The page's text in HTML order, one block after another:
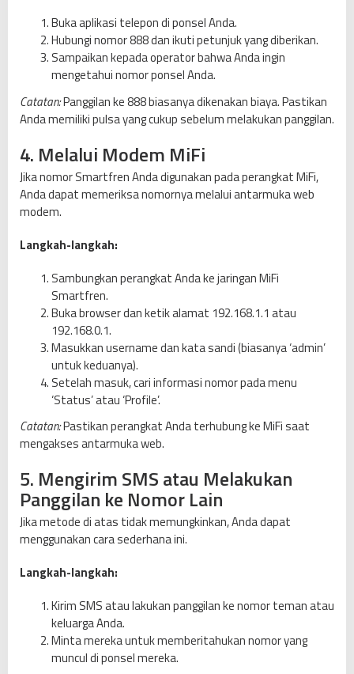
Buka aplikasi telepon di ponsel Anda.
Hubungi nomor 888 dan ikuti petunjuk yang diberikan.
Sampaikan kepada operator bahwa Anda ingin
mengetahui nomor ponsel Anda.
Catatan:Panggilan ke 888 biasanya dikenakan biaya. Pastikan
Anda memiliki pulsa yang cukup sebelum melakukan panggilan.
4. Melalui Modem MiFi
Jika nomor Smartfren Anda digunakan pada perangkat MiFi,
Anda dapat memeriksa nomornya melalui antarmuka web
modem.
Langkah-langkah:
Sambungkan perangkat Anda ke jaringan MiFi
Smartfren.
Buka browser dan ketik alamat 192.168.1.1 atau
192.168.0.1.
Masukkan username dan kata sandi (biasanya ‘admin’
untuk keduanya).
Setelah masuk, cari informasi nomor pada menu
‘Status’ atau ‘Profile’.
Catatan:Pastikan perangkat Anda terhubung ke MiFi saat
mengakses antarmuka web.
5. Mengirim SMS atau Melakukan
Panggilan ke Nomor Lain
Jika metode di atas tidak memungkinkan, Anda dapat
menggunakan cara sederhana ini.
Langkah-langkah:
Kirim SMS atau lakukan panggilan ke nomor teman atau
keluarga Anda.
Minta mereka untuk memberitahukan nomor yang
muncul di ponsel mereka.